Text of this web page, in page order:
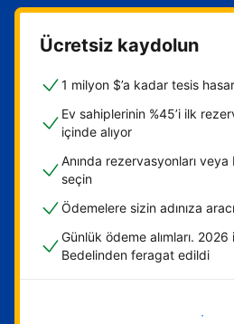
Ücretsiz kaydolun
1 milyon $’a kadar tesis
Ev sahiplerinin %45’i ilk
içinde alıyor
Anında rezervasyonları
seçin
Ödemelere sizin adınıza
Günlük ödeme alımları.
Bedelinden feragat edildi
Hemen başla